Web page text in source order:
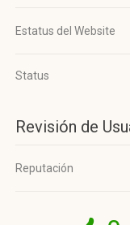
Estatus del Website
Status
Revisión de
Reputación